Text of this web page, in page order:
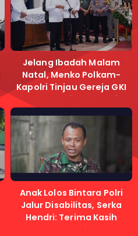
Jelang Ibadah Malam
Natal, Menko Polkam-
Kapolri Tinjau Gereja GKI
Samanhudi dan Gereja
Anak Lolos Bintara Polri
Jalur Disabilitas, Serka
Hendri: Terima Kasih
Kapolri